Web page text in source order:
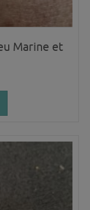
Marine et